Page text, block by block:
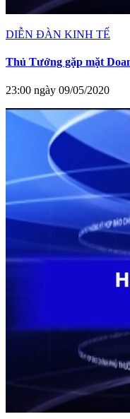
DIỄN ĐÀN KINH TẾ
Thủ Tướng gặp mặt
23:00 ngày 09/05/2020